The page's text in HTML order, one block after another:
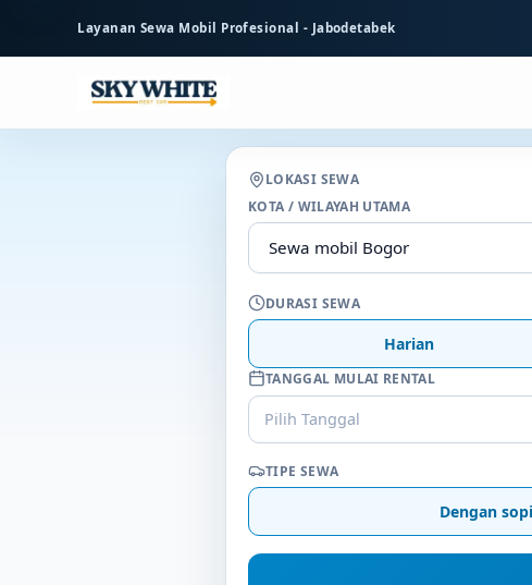
Layanan Sewa Mobil Profesional - Jabodetabek
LOKASI SEWA
KOTA / WILAYAH UTAMA
DURASI SEWA
Harian
TANGGAL MULAI RENTAL
Pilih Tanggal
TIPE SEWA
Dengan